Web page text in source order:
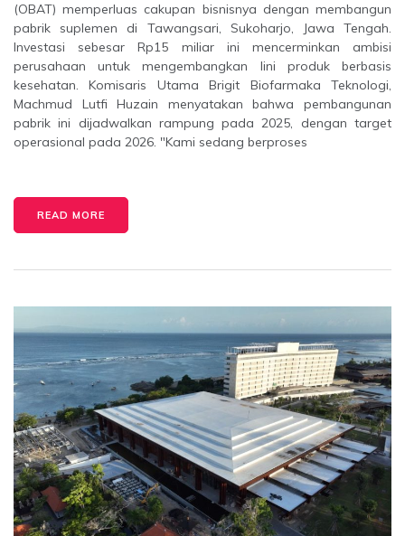
(OBAT) memperluas cakupan bisnisnya dengan membangun
pabrik suplemen di Tawangsari, Sukoharjo, Jawa Tengah.
Investasi sebesar Rp15 miliar ini mencerminkan ambisi
perusahaan untuk mengembangkan lini produk berbasis
kesehatan. Komisaris Utama Brigit Biofarmaka Teknologi,
Machmud Lutfi Huzain menyatakan bahwa pembangunan
pabrik ini dijadwalkan rampung pada 2025, dengan target
operasional pada 2026. "Kami sedang berproses
READ MORE